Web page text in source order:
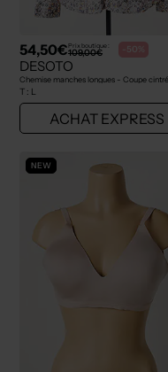
54,50€Prix boutique :
109,00€ -50%
DESOTO
T : L
ACHAT EXPRESS
NEW